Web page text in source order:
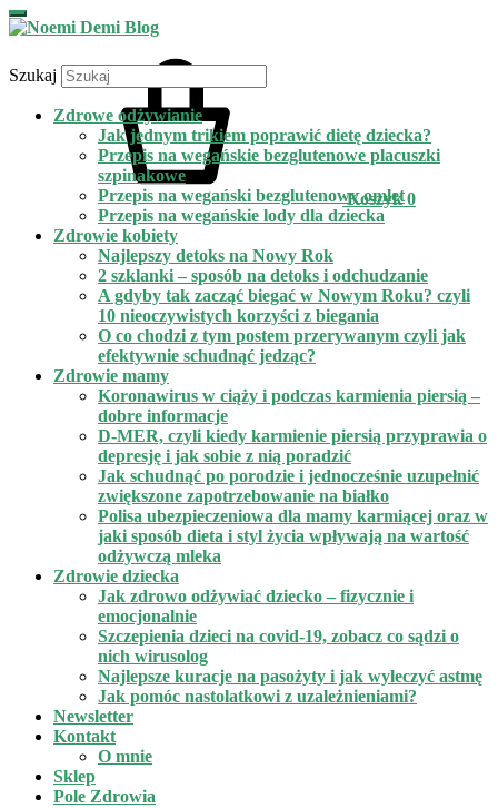
Koszyk 0
Szukaj
Zdrowe odżywianie
Jak jednym trikiem poprawić dietę dziecka?
Przepis na wegańskie bezglutenowe placuszki
szpinakowe
Przepis na wegański bezglutenowy omlet
Przepis na wegańskie lody dla dziecka
Zdrowie kobiety
Najlepszy detoks na Nowy Rok
2 szklanki – sposób na detoks i odchudzanie
A gdyby tak zacząć biegać w Nowym Roku? czyli
10 nieoczywistych korzyści z biegania
O co chodzi z tym postem przerywanym czyli jak
efektywnie schudnąć jedząc?
Zdrowie mamy
Koronawirus w ciąży i podczas karmienia piersią –
dobre informacje
D-MER, czyli kiedy karmienie piersią przyprawia o
depresję i jak sobie z nią poradzić
Jak schudnąć po porodzie i jednocześnie uzupełnić
zwiększone zapotrzebowanie na białko
Polisa ubezpieczeniowa dla mamy karmiącej oraz w
jaki sposób dieta i styl życia wpływają na wartość
odżywczą mleka
Zdrowie dziecka
Jak zdrowo odżywiać dziecko – fizycznie i
emocjonalnie
Szczepienia dzieci na covid-19, zobacz co sądzi o
nich wirusolog
Najlepsze kuracje na pasożyty i jak wyleczyć astmę
Jak pomóc nastolatkowi z uzależnieniami?
Newsletter
Kontakt
O mnie
Sklep
Pole Zdrowia